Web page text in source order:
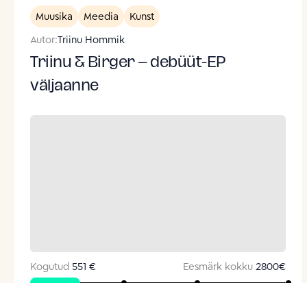
Muusika Meedia
Kunst
Autor:Triinu Hommik
Triinu & Birger – debüüt-EP
väljaanne
Kogutud 551 € Eesmärk kokku 2800€